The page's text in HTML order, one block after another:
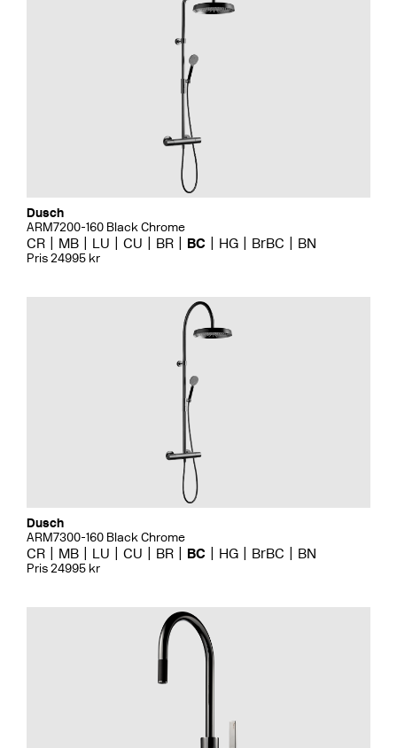
Dusch
ARM7200-160 Black Chrome
CR MB LU CU BR BC HG BrBC BN
Pris 24995 kr
Dusch
ARM7300-160 Black Chrome
CR MB LU CU BR BC HG BrBC BN
Pris 24995 kr